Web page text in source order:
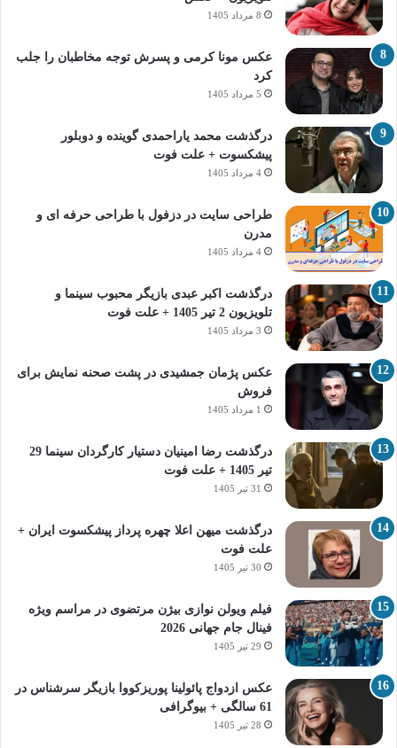
8 مرداد 1405
عکس مونا کرمی و پسرش توجه مخاطبان را جلب
کرد
5 مرداد 1405
درگذشت محمد یاراحمدی گوینده و دوبلور
پیشکسوت + علت فوت
4 مرداد 1405
طراحی سایت در دزفول با طراحی حرفه‌ ای و
مدرن
4 مرداد 1405
درگذشت اکبر عبدی بازیگر محبوب سینما و
تلویزیون 2 تیر 1405 + علت فوت
3 مرداد 1405
عکس پژمان جمشیدی در پشت صحنه نمایش برای
فروش
1 مرداد 1405
درگذشت رضا امینیان دستیار کارگردان سینما 29
تیر 1405 + علت فوت
31 تیر 1405
درگذشت میهن اعلا چهره پرداز پیشکسوت ایران +
علت فوت
30 تیر 1405
فیلم ویولن نوازی بیژن مرتضوی در مراسم ویژه
فینال جام جهانی 2026
29 تیر 1405
عکس ازدواج پائولینا پوریزکووا بازیگر سرشناس در
61 سالگی + بیوگرافی
28 تیر 1405